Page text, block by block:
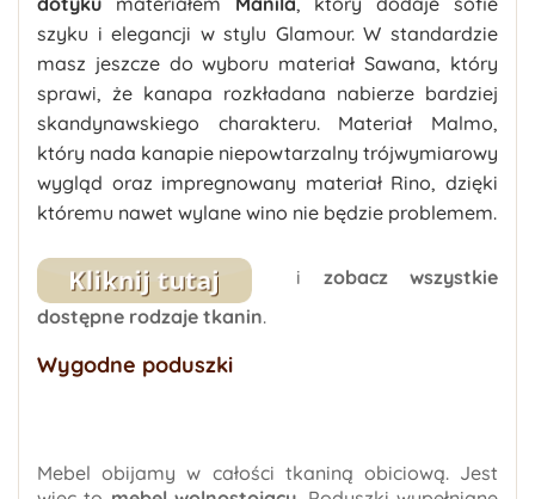
szyku i elegancji w stylu Glamour. W standardzie
masz jeszcze do wyboru materiał Sawana, który
sprawi, że kanapa rozkładana nabierze bardziej
skandynawskiego charakteru. Materiał Malmo,
który nada kanapie niepowtarzalny trójwymiarowy
wygląd oraz impregnowany materiał Rino, dzięki
któremu nawet wylane wino nie będzie problemem.
i zobacz wszystkie
dostępne rodzaje tkanin.
Wygodne poduszki
Mebel obijamy w całości tkaniną obiciową. Jest